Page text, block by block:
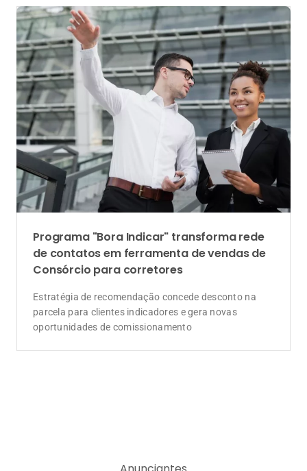
de contatos em ferramenta de vendas de
Consórcio para corretores
Estratégia de recomendação concede desconto na
parcela para clientes indicadores e gera novas
oportunidades de comissionamento
Anunciantes